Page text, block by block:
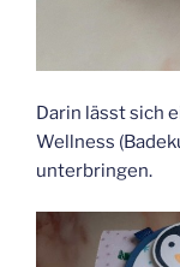
Darin lässt sich
Wellness
unterbringen.